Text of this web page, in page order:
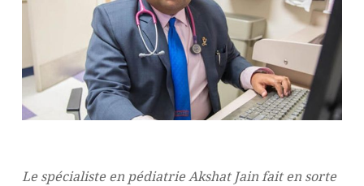
Le spécialiste en pédiatrie Akshat Jain fait en sorte